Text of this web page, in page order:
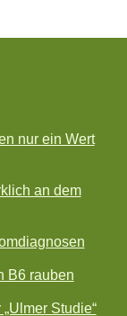
nur ein Wert
an dem
B6 rauben
Studie“